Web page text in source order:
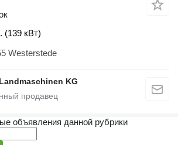
(139 кВт)
Westerstede
KG
объявления данной рубрики